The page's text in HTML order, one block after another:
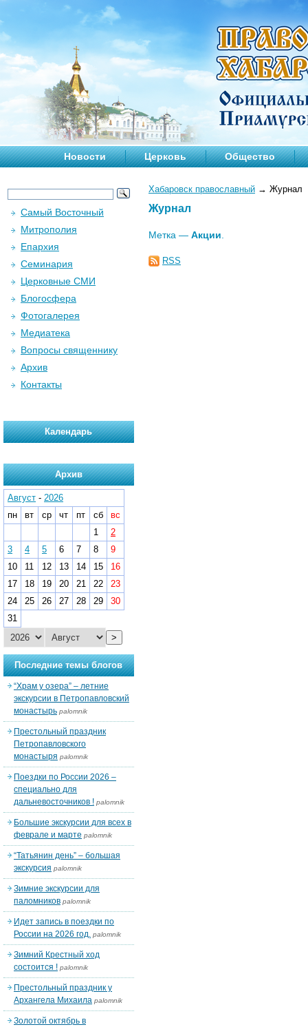
Новости Церковь Общество
Хабаровск православный → Журнал
Журнал
Метка — Акции
RSS
Самый Восточный
Митрополия
Епархия
Семинария
Церковные СМИ
Блогосфера
Фотогалерея
Медиатека
Вопросы священнику
Архив
Контакты
Календарь
Архив
Август - 2026
пн
вт ср чт пт сб
вс
1
2
3
4 5 6 7 8
9
10
11 12 13 14 15
16
17
18 19 20 21 22
23
24
25 26 27 28 29
30
31
>
Последние темы блогов
“Храм у озера” – летние
экскурсии в Петропавловский
монастырь palomnik
Престольный праздник
Петропавловского
монастыря palomnik
Поездки по России 2026 –
специально для
дальневосточников ! palomnik
Большие экскурсии для всех в
феврале и марте palomnik
“Татьянин день” – большая
экскурсия palomnik
Зимние экскурсии для
паломников palomnik
Идет запись в поездки по
России на 2026 год. palomnik
Зимний Крестный ход
состоится ! palomnik
Престольный праздник у
Архангела Михаила palomnik
Золотой октябрь в